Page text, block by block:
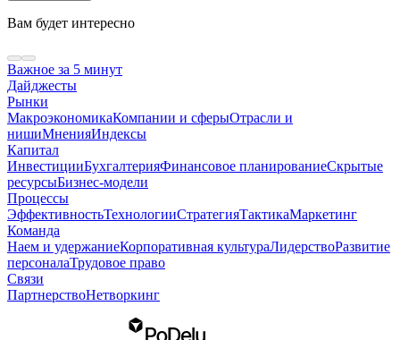
Вам будет интересно
Важное за 5 минут
Дайджесты
Рынки
МакроэкономикаКомпании и сферыОтрасли и
нишиМненияИндексы
Капитал
ИнвестицииБухгалтерияФинансовое планированиеСкрытые
ресурсыБизнес-модели
Процессы
ЭффективностьТехнологииСтратегияТактикаМаркетинг
Команда
Наем и удержаниеКорпоративная культураЛидерствоРазвитие
персоналаТрудовое право
Связи
ПартнерствоНетворкинг